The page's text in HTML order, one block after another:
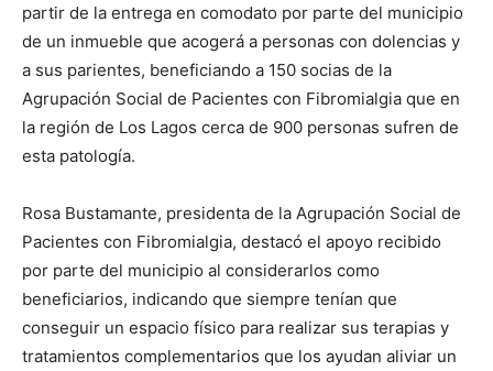
partir de la entrega en comodato por parte del municipio
de un inmueble que acogerá a personas con dolencias y
a sus parientes, beneficiando a 150 socias de la
Agrupación Social de Pacientes con Fibromialgia que en
la región de Los Lagos cerca de 900 personas sufren de
esta patología.
Rosa Bustamante, presidenta de la Agrupación Social de
Pacientes con Fibromialgia, destacó el apoyo recibido
por parte del municipio al considerarlos como
beneficiarios, indicando que siempre tenían que
conseguir un espacio físico para realizar sus terapias y
tratamientos complementarios que los ayudan aliviar un